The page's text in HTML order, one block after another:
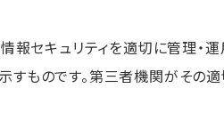
報セキュリティを適切に管理・
すものです。第三者機関がその適